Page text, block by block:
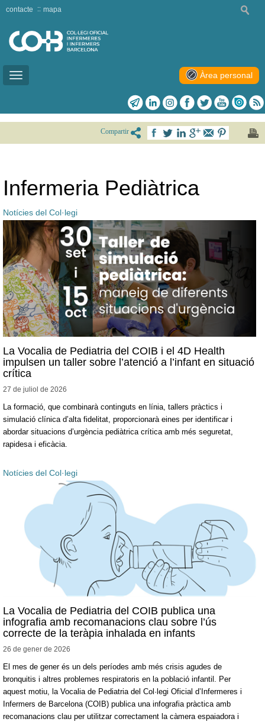
Toggle
contacte mapa
Àrea personal
Compartir
Infermeria Pediàtrica
Notícies del Col·legi
La Vocalia de Pediatria del COIB i el 4D Health
impulsen un taller sobre l’atenció a l’infant en situació
crítica
27 de juliol de 2026
La formació, que combinarà continguts en línia, tallers pràctics i
simulació clínica d’alta fidelitat, proporcionarà eines per identificar i
abordar situacions d’urgència pediàtrica crítica amb més seguretat,
rapidesa i eficàcia.
Notícies del Col·legi
La Vocalia de Pediatria del COIB publica una
infografia amb recomanacions clau sobre l’ús
correcte de la teràpia inhalada en infants
26 de gener de 2026
El mes de gener és un dels períodes amb més crisis agudes de
bronquitis i altres problemes respiratoris en la població infantil. Per
aquest motiu, la Vocalia de Pediatria del Col·legi Oficial d’Infermeres i
Infermers de Barcelona (COIB) publica una infografia pràctica amb
recomanacions clau per utilitzar correctament la càmera espaiadora i